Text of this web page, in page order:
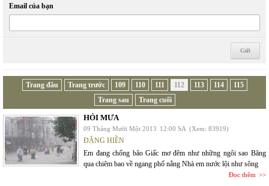
Email của bạn
Trang đầu Trang trước 109 110 111 112 113 114
115
Trang sau
Trang cuối
HỎI MƯA
09 Tháng Mười Một 2013 12:00 SA (Xem: 83919)
ĐẶNG HIỀN
Em đang chống bão Giấc mơ đêm như những ngôi sao Băng
qua chiêm bao về ngang phố nắng Nhà em nước lội như sông
Đọc thêm